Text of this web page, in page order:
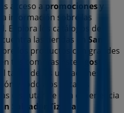
acceso a promocionesy
información sobre las
Explora los catálogos de
las tiendas en San
los productos con grandes
tus compras este
agosto
tanto de las ubicaciones
y todos los detalles
disfrutar de una experiencia
Salvador Tizatlali